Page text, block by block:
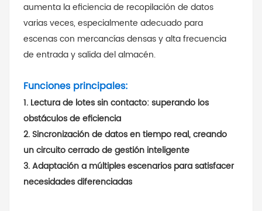
aumenta la eficiencia de recopilación de datos
varias veces, especialmente adecuado para
escenas con mercancías densas y alta frecuencia
de entrada y salida del almacén.
Funciones principales:
1. Lectura de lotes sin contacto: superando los
obstáculos de eficiencia
2. Sincronización de datos en tiempo real, creando
un circuito cerrado de gestión inteligente
3. Adaptación a múltiples escenarios para satisfacer
necesidades diferenciadas